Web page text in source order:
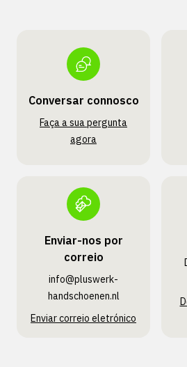
Conversar connosco
Faça a sua pergunta
agora
Enviar-nos por
correio
info@pluswerk­
handschoenen.nl
Enviar correio eletrónico